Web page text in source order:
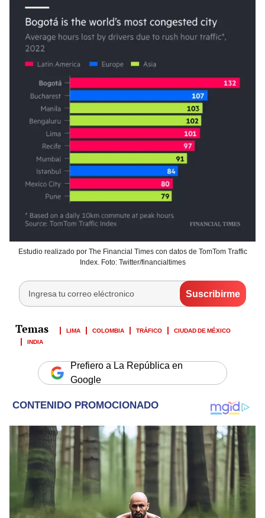
Estudio realizado por The Financial Times con datos de TomTom Traffic
Index. Foto: Twitter/financialtimes
LIMA COLOMBIA TRÁFICO
CIUDAD DE MÉXICO
INDIA
Prefiero a La República en
Google